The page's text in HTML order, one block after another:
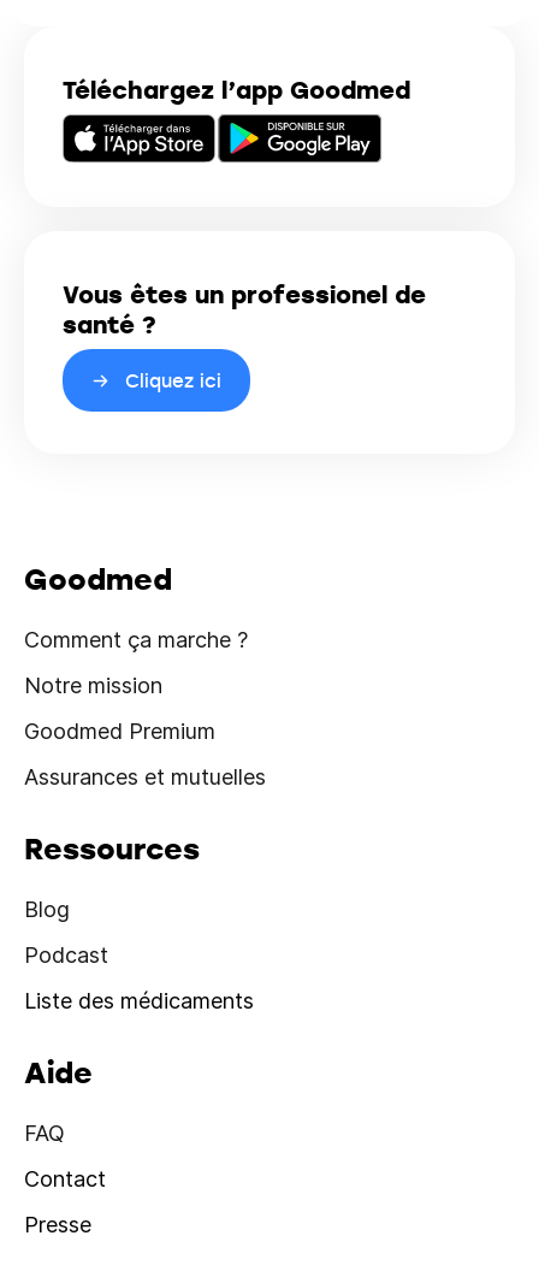
Téléchargez l’app Goodmed
Vous êtes un professionel de
santé ?
Cliquez ici
Goodmed
Comment ça marche ?
Notre mission
Goodmed Premium
Assurances et mutuelles
Ressources
Blog
Podcast
Liste des médicaments
Aide
FAQ
Contact
Presse